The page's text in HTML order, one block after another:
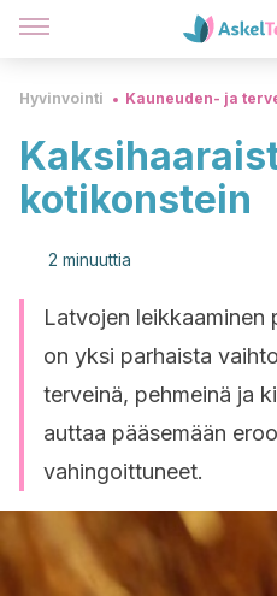
Hyvinvointi Kauneuden- ja
kotikonstein
2 minuuttia
Latvojen leikkaaminen
on yksi parhaista
terveinä, pehmeinä ja
auttaa pääsemään
vahingoittuneet.